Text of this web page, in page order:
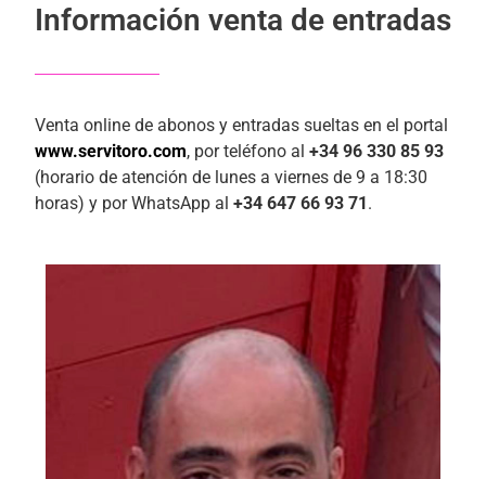
Información venta de entradas
Venta online de abonos y entradas sueltas en el portal
www.servitoro.com, por teléfono al +34 96 330 85 93
(horario de atención de lunes a viernes de 9 a 18:30
horas) y por WhatsApp al +34 647 66 93 71.